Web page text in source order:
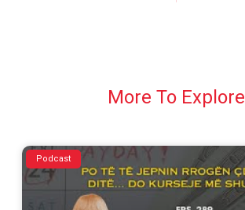
More To Explore
Podcast